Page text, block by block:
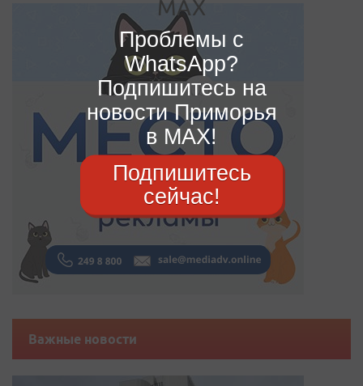
Важные новости
Проблемы с
WhatsApp?
Подпишитесь на
новости Приморья
в MAX!
Подпишитесь
сейчас!